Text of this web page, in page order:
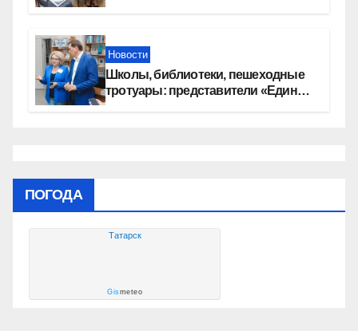
Новости
Школы, библиотеки, пешеходные
тротуары: представители «Единой
ПОГОДА
Татарск
Gismeteo